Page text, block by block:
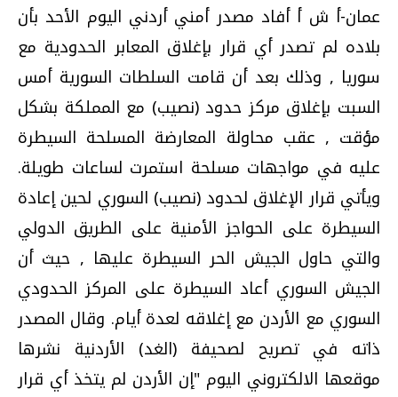
عمان-أ ش أ أفاد مصدر أمني أردني اليوم الأحد بأن
بلاده لم تصدر أي قرار بإغلاق المعابر الحدودية مع
سوريا , وذلك بعد أن قامت السلطات السورية أمس
السبت بإغلاق مركز حدود (نصيب) مع المملكة بشكل
مؤقت , عقب محاولة المعارضة المسلحة السيطرة
عليه في مواجهات مسلحة استمرت لساعات طويلة.
ويأتي قرار الإغلاق لحدود (نصيب) السوري لحين إعادة
السيطرة على الحواجز الأمنية على الطريق الدولي
والتي حاول الجيش الحر السيطرة عليها , حيث أن
الجيش السوري أعاد السيطرة على المركز الحدودي
السوري مع الأردن مع إغلاقه لعدة أيام. وقال المصدر
ذاته في تصريح لصحيفة (الغد) الأردنية نشرها
موقعها الالكتروني اليوم "إن الأردن لم يتخذ أي قرار